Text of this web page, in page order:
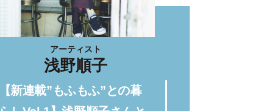
アーティスト
浅野順子
【新連載”もふもふ”との暮